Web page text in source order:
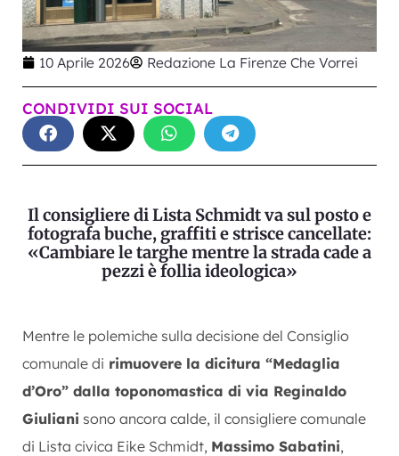
10 Aprile 2026 Redazione La Firenze Che Vorrei
CONDIVIDI SUI SOCIAL
Il consigliere di Lista Schmidt va sul posto e
fotografa buche, graffiti e strisce cancellate:
«Cambiare le targhe mentre la strada cade a
pezzi è follia ideologica»
Mentre le polemiche sulla decisione del Consiglio
comunale di rimuovere la dicitura “Medaglia
d’Oro” dalla toponomastica di via Reginaldo
Giuliani sono ancora calde, il consigliere comunale
di Lista civica Eike Schmidt, Massimo Sabatini,